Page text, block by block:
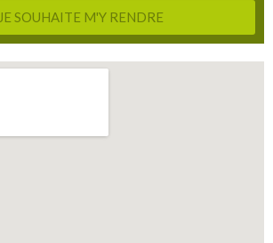
JE SOUHAITE M'Y RENDRE